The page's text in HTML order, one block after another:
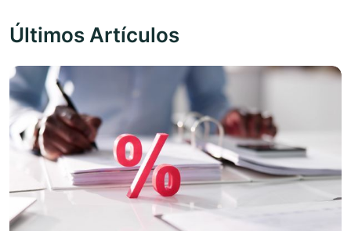
Últimos Artículos